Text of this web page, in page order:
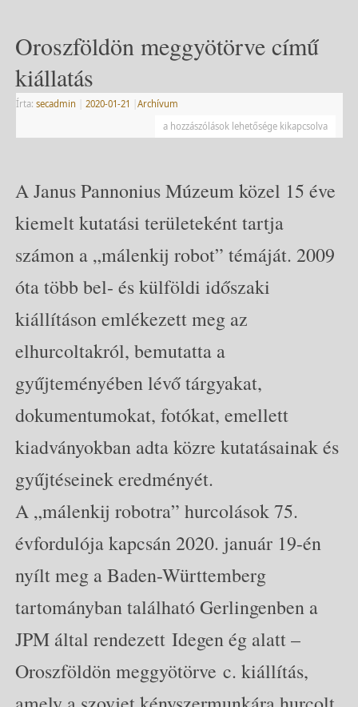
Oroszföldön meggyötörve című
kiállatás
Írta: secadmin 2020-01-21
Archívum
a hozzászólások lehetősége kikapcsolva
A Janus Pannonius Múzeum közel 15 éve
kiemelt kutatási területeként tartja
számon a „málenkij robot” témáját. 2009
óta több bel- és külföldi időszaki
kiállításon emlékezett meg az
elhurcoltakról, bemutatta a
gyűjteményében lévő tárgyakat,
dokumentumokat, fotókat, emellett
kiadványokban adta közre kutatásainak és
gyűjtéseinek eredményét.
A „málenkij robotra” hurcolások 75.
évfordulója kapcsán 2020. január 19-én
nyílt meg a Baden-Württemberg
tartományban található Gerlingenben a
JPM által rendezett Idegen ég alatt –
Oroszföldön meggyötörve c. kiállítás,